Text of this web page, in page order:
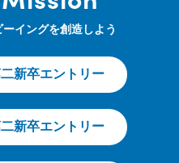
イングを創造しよう
新卒エントリー
新卒エントリー